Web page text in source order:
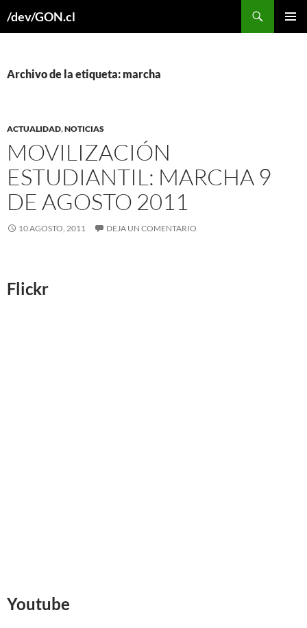
/dev/GON.cl
Archivo de la etiqueta: marcha
ACTUALIDAD,NOTICIAS
MOVILIZACIÓN
ESTUDIANTIL: MARCHA 9
DE AGOSTO 2011
10 AGOSTO, 2011 DEJA UN COMENTARIO
Flickr
Youtube